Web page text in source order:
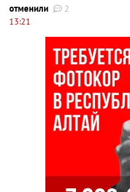
отменили
2
13:21